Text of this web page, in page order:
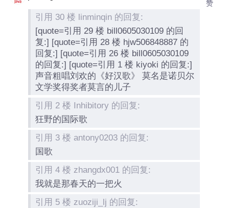
引用 30 楼 linminqin 的回复:
[quote=引用 29 楼 bill0605030109 的回
复:] [quote=引用 28 楼 hjw506848887 的
回复:] [quote=引用 26 楼 bill0605030109
的回复:] [quote=引用 1 楼 kiyoki 的回复:]
声音粗唱刘欢的《好汉歌》 莫名是诺贝尔
文学奖得奖者莫言的儿子
引用 2 楼 Inhibitory 的回复:
狂野的国际歌
引用 3 楼 antony0203 的回复:
国歌
引用 4 楼 zhangdx001 的回复:
我就是那春天的一把火
引用 5 楼 zuoziji_lj 的回复:
赞